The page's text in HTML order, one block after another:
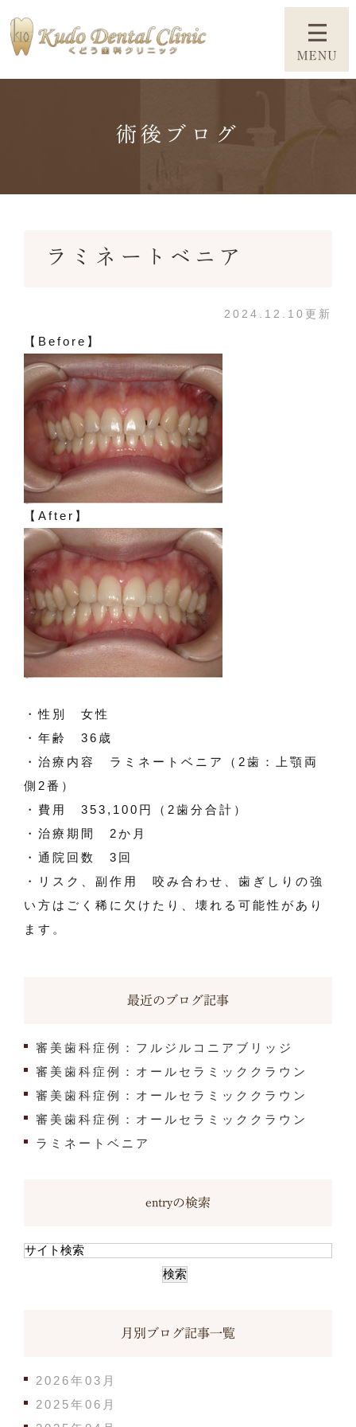
術後ブログ
ラミネートベニア
2024.12.10更新
【Before】
【After】
・性別 女性
・年齢 36歳
・治療内容 ラミネートベニア（2歯：上顎両
側2番）
・費用 353,100円（2歯分合計）
・治療期間 2か月
・通院回数 3回
・リスク、副作用 咬み合わせ、歯ぎしりの強
い方はごく稀に欠けたり、壊れる可能性があり
ます。
最近のブログ記事
審美歯科症例：フルジルコニアブリッジ
審美歯科症例：オールセラミッククラウン
審美歯科症例：オールセラミッククラウン
審美歯科症例：オールセラミッククラウン
ラミネートベニア
entryの検索
月別ブログ記事一覧
2026年03月
2025年06月